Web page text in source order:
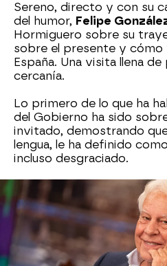
Sereno, directo y con su
del humor, Felipe
Hormiguero sobre su
sobre el presente y cómo
España. Una visita llena
cercanía.
Lo primero de lo que ha
del Gobierno ha sido
invitado, demostrando
lengua, le ha definido
incluso desgraciado.
Tras esto, Pablo Motos le
reflexionase sobre
la
España
. Según ha dicho,
innegable, pero esta
ayudando a generar más